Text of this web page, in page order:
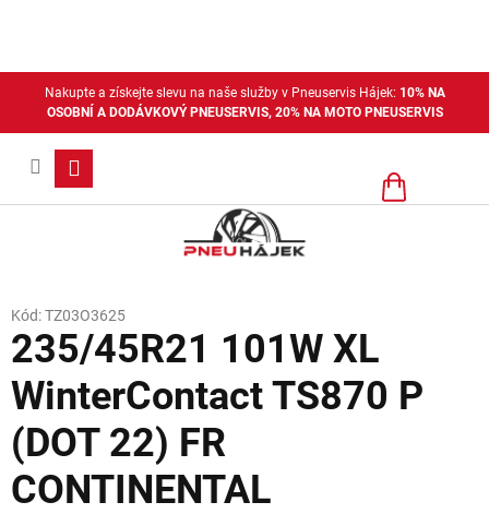
Nakupte a získejte slevu na naše služby v Pneuservis Hájek: 10% NA
OSOBNÍ A DODÁVKOVÝ PNEUSERVIS, 20% NA MOTO PNEUSERVIS
Nákupní
235/45R21 101W XL
WinterContact TS870 P
(DOT 22) FR
CONTINENTAL
Kód:TZ03O3625